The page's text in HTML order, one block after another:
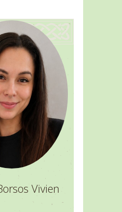
Vivien